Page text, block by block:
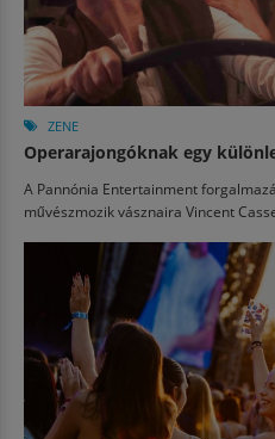
ZENE
Operarajongóknak egy
A Pannónia Entertainment
művészmozik vásznaira Vincent